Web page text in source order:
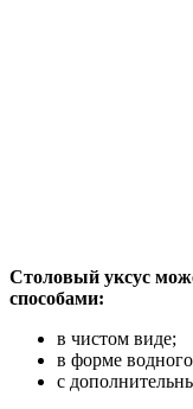
Столовый уксус
способами:
в чистом виде;
в форме водного
с